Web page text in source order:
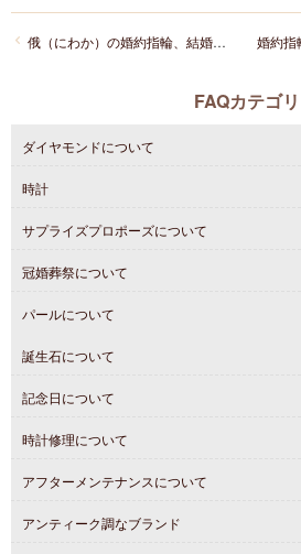
俄（にわか）の婚約指輪、結婚指輪のオススメは何ですか？
FAQカテゴリ
ダイヤモンドについて
時計
サプライズプロポーズについて
冠婚葬祭について
パールについて
誕生石について
記念日について
時計修理について
アフターメンテナンスについて
アンティーク調なブランド